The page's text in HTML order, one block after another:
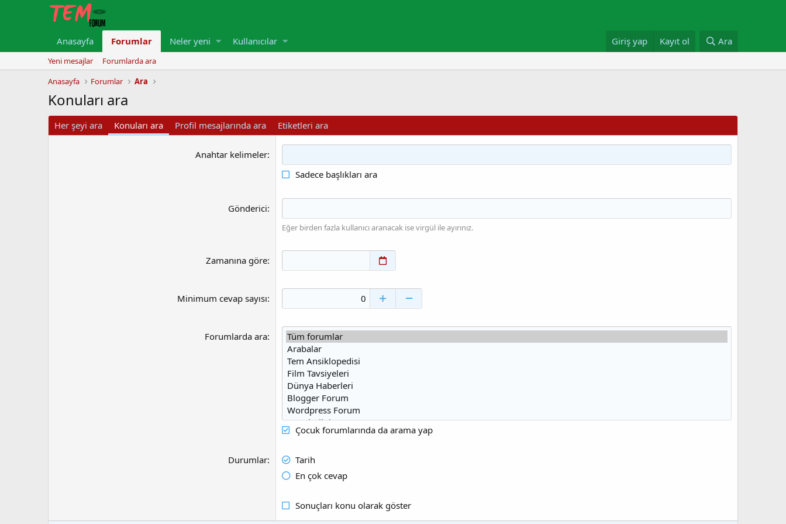
Anasayfa Forumlar Neler yeni Kullanıcılar Giriş yap Kayıt ol Ara
Yeni mesajlar
Forumlarda ara
Anasayfa
Forumlar Ara
Konuları ara
Her şeyi ara Konuları ara Profil mesajlarında ara Etiketleri ara
Anahtar kelimeler
Sadece başlıkları ara
Gönderici
Eğer birden fazla kullanıcı aranacak ise virgül ile ayırınız.
Zamanına göre
Minimum cevap sayısı
Forumlarda ara
Çocuk forumlarında da arama yap
Durumlar
Tarih
En çok cevap
Sonuçları konu olarak göster